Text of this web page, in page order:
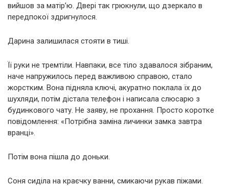
вийшов за матір’ю. Двері так грюкнули, що дзеркало в
передпокої здригнулося.
Дарина залишилася стояти в тиші.
Її руки не тремтіли. Навпаки, все тіло здавалося зібраним,
наче напружилось перед важливою справою, стало
жорстким. Вона підняла ключі, акуратно поклала їх до
шухляди, потім дістала телефон і написала слюсарю з
будинкового чату. Не заяву, не прохання. Просто коротке
повідомлення: «Потрібна заміна личинки замка завтра
вранці».
Потім вона пішла до доньки.
Соня сиділа на краєчку ванни, смикаючи рукав піжами.